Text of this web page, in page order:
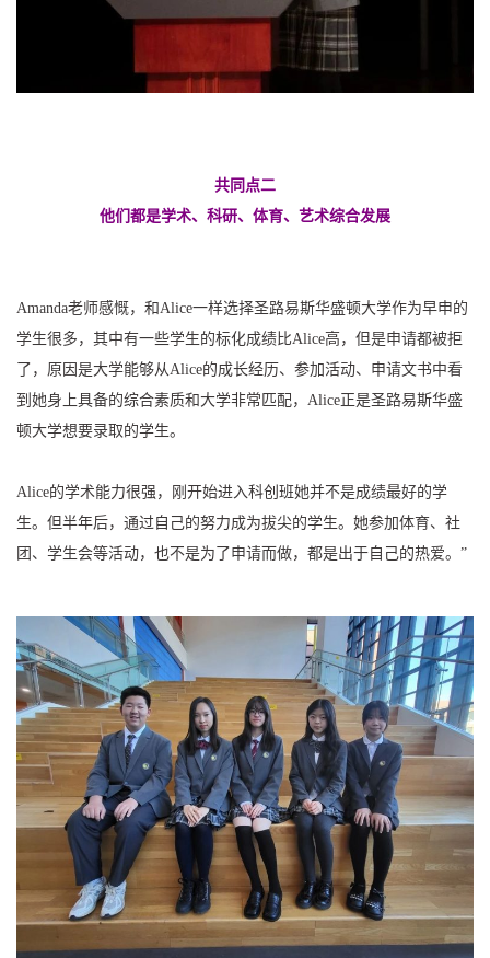
共同点二
他们都是学术、科研、体育、艺术综合发展
Amanda老师感慨，和Alice一样选择圣路易斯华盛顿大学作为早申的
学生很多，其中有一些学生的标化成绩比Alice高，但是申请都被拒
了，原因是大学能够从Alice的成长经历、参加活动、申请文书中看
到她身上具备的综合素质和大学非常匹配，Alice正是圣路易斯华盛
顿大学想要录取的学生。
Alice的学术能力很强，刚开始进入科创班她并不是成绩最好的学
生。但半年后，通过自己的努力成为拔尖的学生。她参加体育、社
团、学生会等活动，也不是为了申请而做，都是出于自己的热爱。”